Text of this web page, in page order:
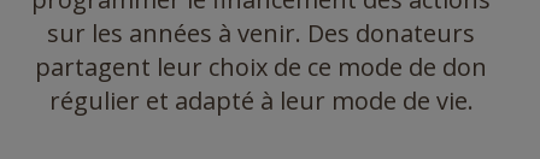
sur les années à venir. Des donateurs
partagent leur choix de ce mode de don
régulier et adapté à leur mode de vie.